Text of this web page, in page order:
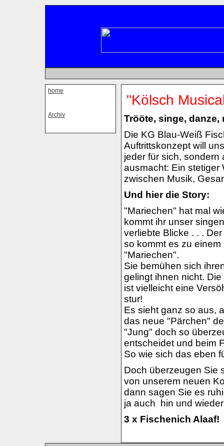
home
Archiv
"Kölsch
Trööte, singe,
Die KG Blau-Weiß
Auftrittskonzept will
jeder für sich,
ausmacht: Ein stetiger
zwischen Musik,
Und hier die Story:
"Mariechen" hat mal
kommt ihr unser
verliebte Blicke . . .
so kommt es zu
"Mariechen".
Sie bemühen sich
gelingt ihnen nicht.
ist vielleicht eine
stur!
Es sieht ganz so aus,
das neue "Pärchen"
"Jung" doch so
entscheidet und beim
So wie sich das eben
Doch überzeugen Sie
von unserem neuen
dann sagen Sie es
ja auch hin und
3 x Fischenich Alaaf!